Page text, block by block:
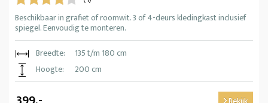
Beschikbaar in grafiet of roomwit. 3 of 4-deurs kledingkast inclusief
spiegel. Eenvoudig te monteren.
Breedte:
135 t/m 180 cm
Hoogte:
200 cm